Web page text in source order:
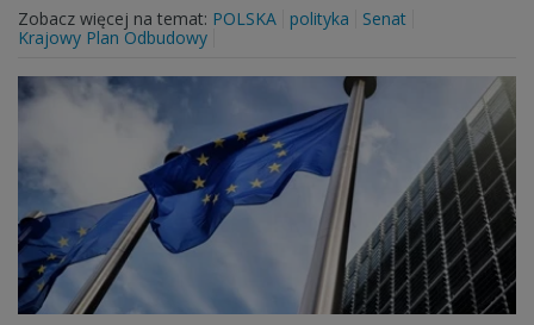
Zobacz więcej na temat: POLSKA polityka
Senat
Krajowy Plan Odbudowy